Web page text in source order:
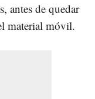
antes de quedar
material móvil.